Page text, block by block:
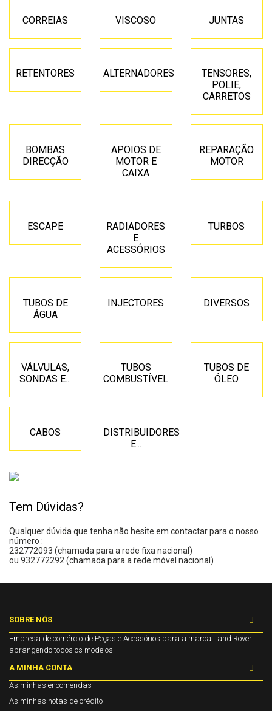
CORREIAS VISCOSO JUNTAS
RETENTORES ALTERNADORES
TENSORES,
POLIE,
CARRETOS
BOMBAS
DIRECÇÃO
APOIOS DE
MOTOR E
CAIXA
REPARAÇÃO
MOTOR
ESCAPE
RADIADORES
E
ACESSÓRIOS
TURBOS
TUBOS DE
ÁGUA
INJECTORES DIVERSOS
VÁLVULAS,
SONDAS E...
TUBOS
COMBUSTÍVEL
TUBOS DE
ÓLEO
CABOS
DISTRIBUIDORES
E...
Tem Dúvidas?
Qualquer dúvida que tenha não hesite em contactar para o nosso
número :
232772093 (chamada para a rede fixa nacional)
ou 932772292 (chamada para a rede móvel nacional)
SOBRE NÓS
Empresa de comércio de Peças e Acessórios para a marca Land Rover
abrangendo todos os modelos.
A MINHA CONTA
As minhas encomendas
As minhas notas de crédito